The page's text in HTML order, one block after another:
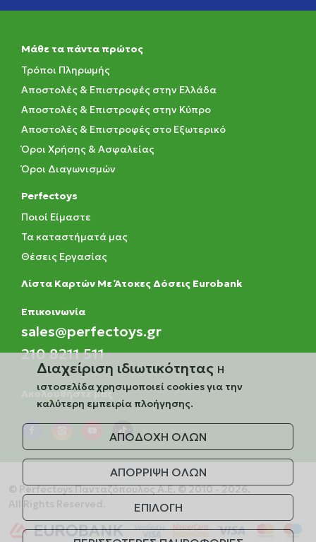
Μάθε τα πάντα πρώτος
Τρόποι Πληρωμής
Αποστολές & Επιστροφές στην Ελλάδα
Αποστολές & Επιστροφές στην Κύπρο
Αποστολές & Επιστροφές στο Εξωτερικό
Όροι Χρήσης & Ασφαλείας
Όροι Διαγωνισμών
Perfectoys
Ποιοί Είμαστε
Τα καταστήματά μας
Θέσεις Εργασίας
Λίστα Καρτών Με Άτοκες Δόσεις Eurobank
Eπικοινωνία
sales@perfectoys.gr
210 8211 511
Ακολουθήστε μας
© Perfectoys Πανταζόπουλος Α.Ε. © 2010 - 2026.
All Rights Reserved.
Διαχείριση ιδιωτικότητας Η
ιστοσελίδα χρησιμοποιεί cookies για την
καλύτερη εμπειρία πλοήγησης.
ΑΠΟΔΟΧΗ ΟΛΩΝ
ΑΠΟΡΡΙΨΗ ΟΛΩΝ
ΕΠΙΛΟΓΗ